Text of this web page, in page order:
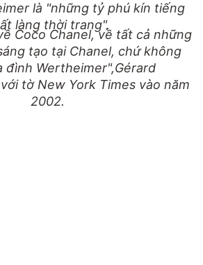
là "những tỷ phú kín tiếng
làng thời trang".
Coco Chanel, về tất cả những
tạo tại Chanel, chứ không
đình Wertheimer",Gérard
tờ New York Times vào năm
2002.